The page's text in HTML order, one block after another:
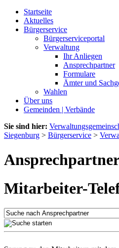
Startseite
Aktuelles
Bürgerservice
Bürgerserviceportal
Verwaltung
Ihr Anliegen
Ansprechpartner
Formulare
Ämter und
Wahlen
Über uns
Gemeinden | Verbände
Sie sind hier:
Siegenburg > Bürgerservice >
Mitarbeiter-